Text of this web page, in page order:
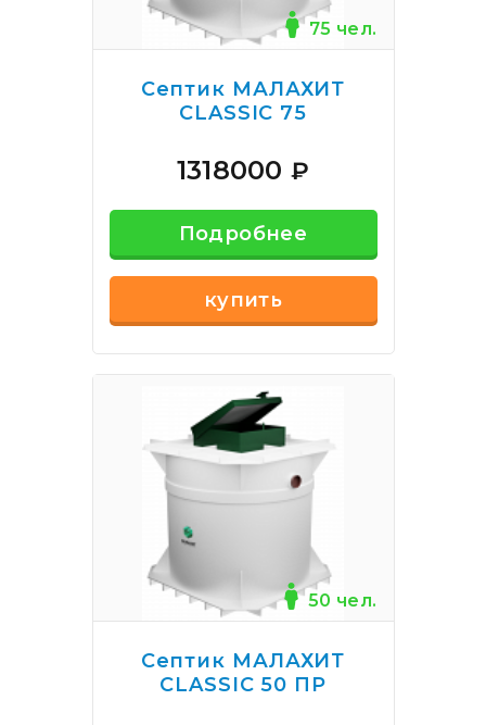
75 чел.
Септик МАЛАХИТ
CLASSIC 75
1318000 ₽
Подробнее
купить
50 чел.
Септик МАЛАХИТ
CLASSIC 50 ПР